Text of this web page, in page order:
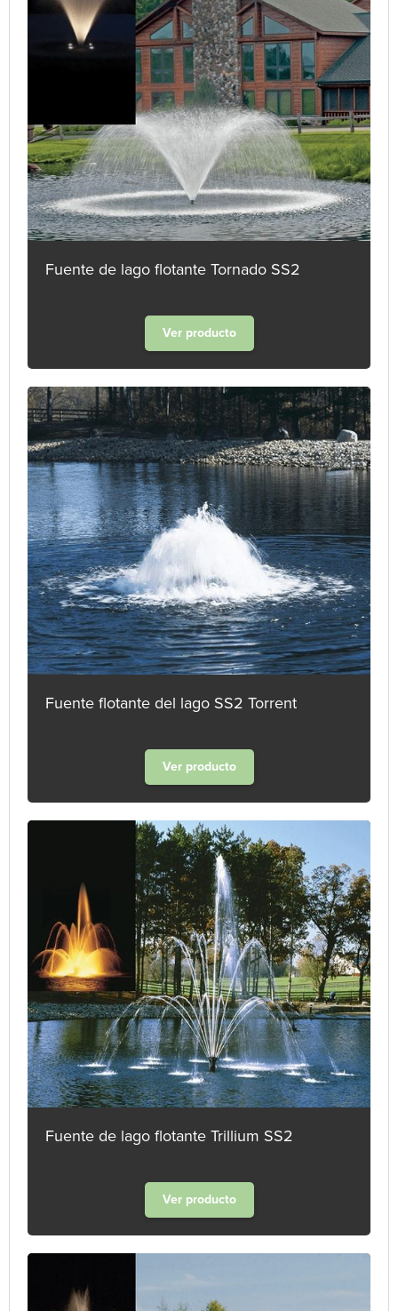
Fuente de lago flotante Tornado SS2
Ver producto
Fuente flotante del lago SS2 Torrent
Ver producto
Fuente de lago flotante Trillium SS2
Ver producto